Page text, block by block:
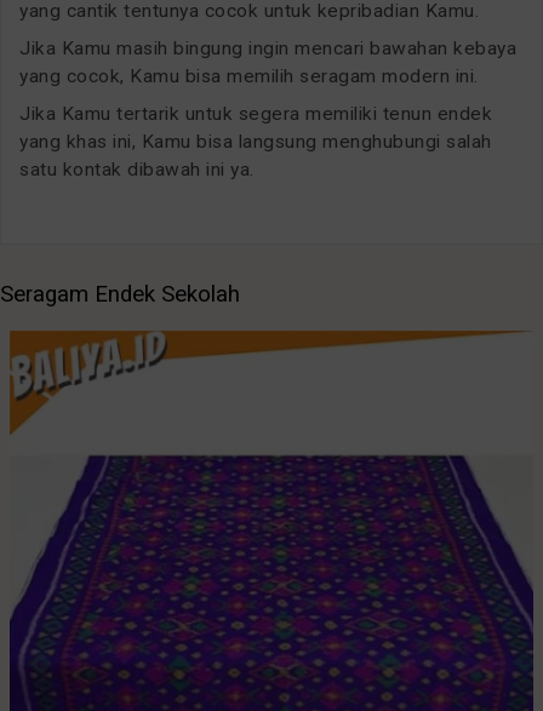
yang cantik tentunya cocok untuk kepribadian Kamu.
Jika Kamu masih bingung ingin mencari bawahan kebaya
yang cocok, Kamu bisa memilih seragam modern ini.
Jika Kamu tertarik untuk segera memiliki tenun endek
yang khas ini, Kamu bisa langsung menghubungi salah
satu kontak dibawah ini ya.
Seragam Endek Sekolah